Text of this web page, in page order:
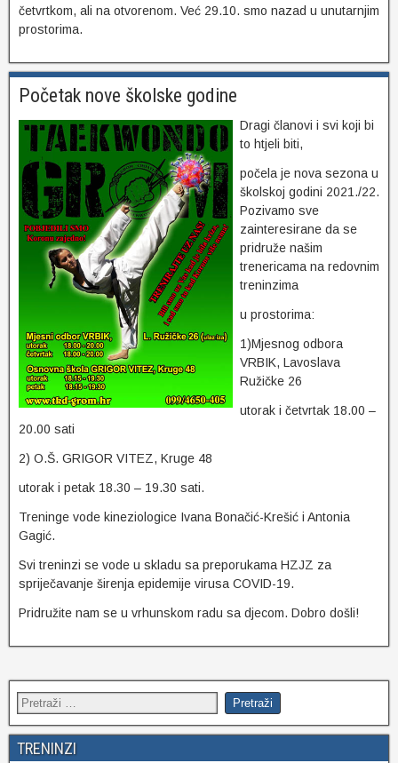
četvrtkom, ali na otvorenom. Već 29.10. smo nazad u unutarnjim
prostorima.
Početak nove školske godine
Dragi članovi i svi koji bi
to htjeli biti,
počela je nova sezona u
školskoj godini 2021./22.
Pozivamo sve
zainteresirane da se
pridruže našim
trenericama na redovnim
treninzima
u prostorima:
1)Mjesnog odbora
VRBIK, Lavoslava
Ružičke 26
utorak i četvrtak 18.00 –
20.00 sati
2) O.Š. GRIGOR VITEZ, Kruge 48
utorak i petak 18.30 – 19.30 sati.
Treninge vode kineziologice Ivana Bonačić-Krešić i Antonia
Gagić.
Svi treninzi se vode u skladu sa preporukama HZJZ za
spriječavanje širenja epidemije virusa COVID-19.
Pridružite nam se u vrhunskom radu sa djecom. Dobro došli!
TRENINZI